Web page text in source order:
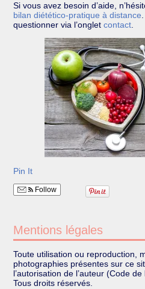
Si vous avez besoin d’aide,
bilan diétético-pratique à distance
questionner via l’ongletcontact
Pin It
Follow
Mentions légales
Toute utilisation ou reproduction,
photographies présentes sur ce
l’autorisation de l’auteur (Code
Tous droits réservés.